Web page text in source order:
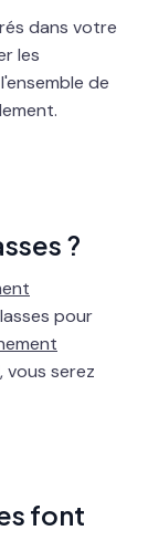
dans votre
les
de
?
pour
, vous serez
font